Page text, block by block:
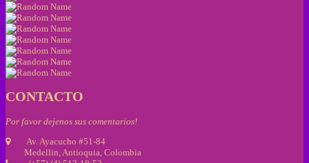
CONTACTO
Por favor dejenos sus comentarios!
Av. Ayacucho #51-84
Medellin, Antioquia, Colombia